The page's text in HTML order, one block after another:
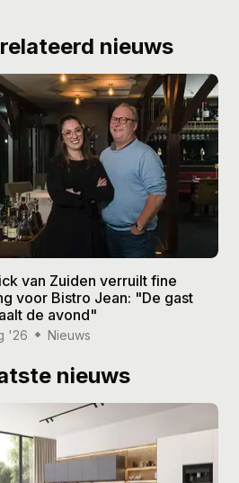
nieuws
van Zuiden verruilt fine
voor Bistro Jean: "De gast
de avond"
'26 Nieuws
nieuws